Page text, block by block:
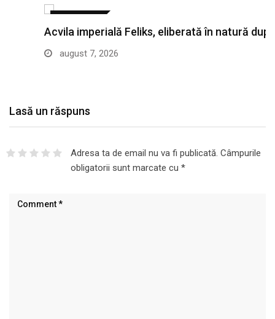
Acvila imperială Feliks, eliberată în natură după ce…
august 7, 2026
Lasă un răspuns
Adresa ta de email nu va fi publicată. Câmpurile
obligatorii sunt marcate cu *